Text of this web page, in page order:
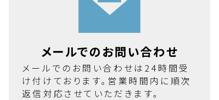
メールでのお問い合わせ
メールでのお問い合わせは24時間受
け付けております。営業時間内に順次
返信対応させていただきます。